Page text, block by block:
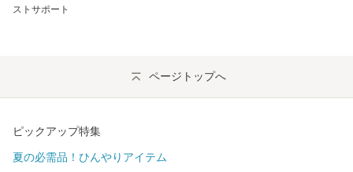
ストサポート
ページトップへ
ピックアップ特集
夏の必需品！ひんやりアイテム